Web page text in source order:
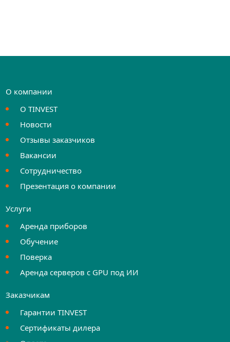
О компании
О TINVEST
Новости
Отзывы заказчиков
Вакансии
Сотрудничество
Презентация о компании
Услуги
Аренда приборов
Обучение
Поверка
Аренда серверов с GPU под ИИ
Заказчикам
Гарантии TINVEST
Сертификаты дилера